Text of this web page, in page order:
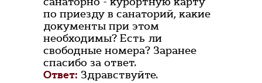
по приезду в санаторий, какие
документы при этом
необходимы? Есть ли
свободные номера? Заранее
спасибо за ответ.
Ответ: Здравствуйте.